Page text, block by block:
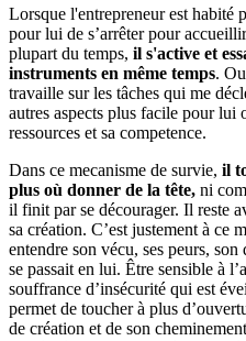
Lorsque l'entrepreneur est habité
pour lui de s’arrêter pour
plupart du temps, il s'active et
instruments en même temps.
travaille sur les tâches qui me
autres aspects plus facile pour lui
ressources et sa competence.
Dans ce mecanisme de survie, il
plus où donner de la tête, ni
il finit par se décourager. Il reste
sa création. C’est justement à ce
entendre son vécu, ses peurs,
se passait en lui. Être sensible à
souffrance d’insécurité qui est
permet de toucher à plus
de création et de son